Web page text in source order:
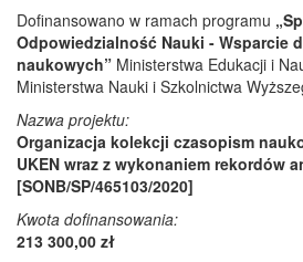
Dofinansowano w ramach programu
Odpowiedzialność Nauki - Wsparcie
naukowych” Ministerstwa Edukacji i
Ministerstwa Nauki i Szkolnictwa
Nazwa projektu:
Organizacja kolekcji czasopism
UKEN wraz z wykonaniem rekordów
[SONB/SP/465103/2020]
Kwota dofinansowania:
213 300,00 zł